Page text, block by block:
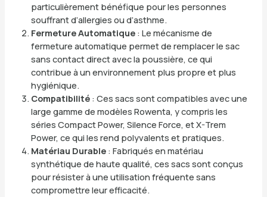
particulièrement bénéfique pour les personnes
souffrant d’allergies ou d’asthme.
Fermeture Automatique: Le mécanisme de
fermeture automatique permet de remplacer le sac
sans contact direct avec la poussière, ce qui
contribue à un environnement plus propre et plus
hygiénique.
Compatibilité: Ces sacs sont compatibles avec une
large gamme de modèles Rowenta, y compris les
séries Compact Power, Silence Force, et X-Trem
Power, ce qui les rend polyvalents et pratiques.
Matériau Durable: Fabriqués en matériau
synthétique de haute qualité, ces sacs sont conçus
pour résister à une utilisation fréquente sans
compromettre leur efficacité.